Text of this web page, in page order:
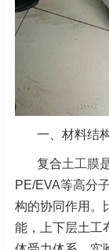
一、材料结
复合土工膜
PE/EVA等高分
构的协同作用。
能，上下层土工